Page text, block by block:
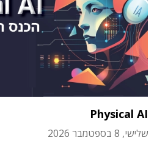
Physical AI
שלישי, 8 בספטמבר 2026